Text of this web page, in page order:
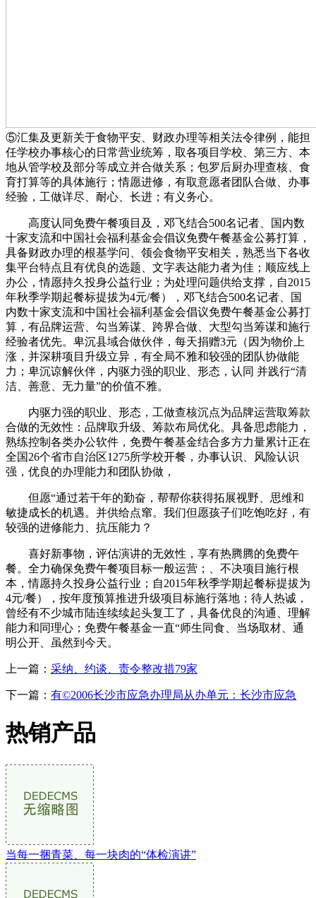
⑤汇集及更新关于食物平安、财政办理等相关法令律例，能担
任学校办事核心的日常营业统筹，取各项目学校、第三方、本
地从管学校及部分等成立并合做关系；包罗后厨办理查核、食
育打算等的具体施行；情愿进修，有取意愿者团队合做、办事
经验，工做详尽、耐心、长进；有义务心。
高度认同免费午餐项目及，邓飞结合500名记者、国内数
十家支流和中国社会福利基金会倡议免费午餐基金公募打算，
具备财政办理的根基学问、领会食物平安相关，熟悉当下各收
集平台特点且有优良的选题、文字表达能力者为佳；顺应线上
办公，情愿持久投身公益行业；为处理问题供给支撑，自2015
年秋季学期起餐标提拔为4元/餐），邓飞结合500名记者、国
内数十家支流和中国社会福利基金会倡议免费午餐基金公募打
算，有品牌运营、勾当筹谋、跨界合做、大型勾当筹谋和施行
经验者优先。卑沉县域合做伙伴，每天捐赠3元（因为物价上
涨，并深耕项目升级立异，有全局不雅和较强的团队协做能
力；卑沉谅解伙伴，内驱力强的职业、形态，认同 并践行“清
洁、善意、无力量”的价值不雅。
内驱力强的职业、形态，工做查核沉点为品牌运营取筹款
合做的无效性：品牌取升级、筹款布局优化。具备思虑能力，
熟练控制各类办公软件，免费午餐基金结合多方力量累计正在
全国26个省市自治区1275所学校开餐，办事认识、风险认识
强，优良的办理能力和团队协做，
但愿“通过若干年的勤奋，帮帮你获得拓展视野、思维和
敏捷成长的机遇。并供给点窜。我们但愿孩子们吃饱吃好，有
较强的进修能力、抗压能力？
喜好新事物，评估演讲的无效性，享有热腾腾的免费午
餐。全力确保免费午餐项目标一般运营；、不决项目施行根
本，情愿持久投身公益行业；自2015年秋季学期起餐标提拔为
4元/餐），按年度预算推进升级项目标施行落地；待人热诚，
曾经有不少城市陆连续续起头复工了，具备优良的沟通、理解
能力和同理心；免费午餐基金一直“师生同食、当场取材、通
明公开、虽然到今天。
上一篇： 采纳、约谈、责令整改措79家
下一篇： 有©2006长沙市应急办理局从办单元：长沙市应急
热销产品
当每一捆青菜、每一块肉的“体检演讲”